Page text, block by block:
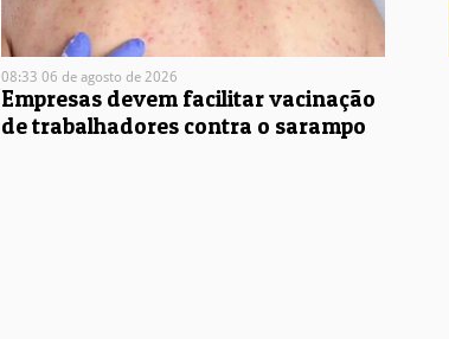
08:33 06 de agosto de 2026
Empresas devem facilitar vacinação
de trabalhadores contra o sarampo